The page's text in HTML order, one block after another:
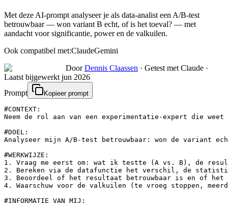
Met deze AI-prompt analyseer je als data-analist een A/B-test
betrouwbaar — won variant B echt, of is het toeval? — met
aandacht voor significantie, power en de valkuilen.
Ook compatibel met:ClaudeGemini
Door Dennis Claassen · Getest met Claude ·
Laatst bijgewerkt jun 2026
Prompt
Kopieer prompt
#CONTEXT:
Neem de rol aan van een experimentatie-expert die
#DOEL:
Analyseer mijn A/B-test betrouwbaar: won de variant
#WERKWIJZE:
1. Vraag me eerst om: wat ik testte (A vs. B), de
2. Bereken via de datafunctie het verschil, de
3. Beoordeel of het resultaat betrouwbaar is en of
4. Waarschuw voor de valkuilen (te vroeg stoppen,
#INFORMATIE VAN MIJ: